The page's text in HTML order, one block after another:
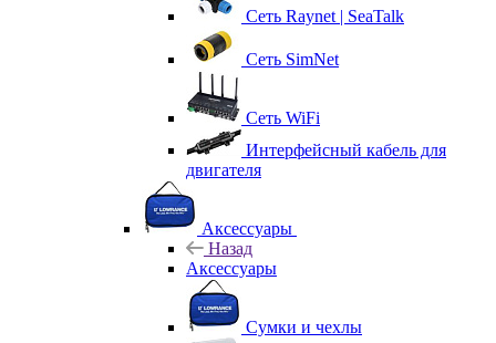
Сеть Raynet | SeaTalk
Сеть SimNet
Сеть WiFi
Интерфейсный кабель для
двигателя
Аксессуары
Назад
Аксессуары
Сумки и чехлы